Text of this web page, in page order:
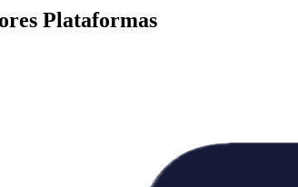
Plataformas